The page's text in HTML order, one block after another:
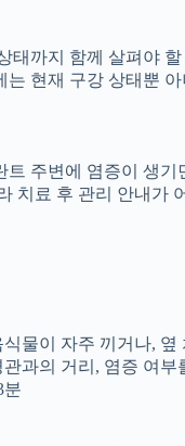
까지 함께 살펴야
현재 구강 상태뿐
주변에 염증이 생
치료 후 관리 안내가
물이 자주 끼거나,
과의 거리, 염증 여
분